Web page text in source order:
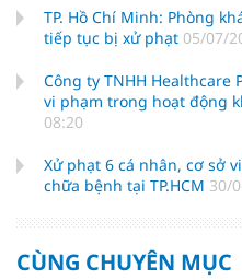
TP. Hồ Chí Minh: Phòng
tiếp tục bị xử phạt 05/07/
Công ty TNHH Healthcare
vi phạm trong hoạt động
08:20
Xử phạt 6 cá nhân, cơ sở
chữa bệnh tại TP.HCM 30/
CÙNG CHUYÊN MỤC